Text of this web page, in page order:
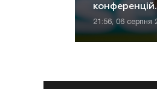
21:56, 06